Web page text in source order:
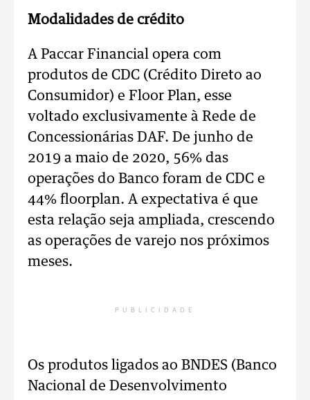
Modalidades de crédito
A Paccar Financial opera com
produtos de CDC (Crédito Direto ao
Consumidor) e Floor Plan, esse
voltado exclusivamente à Rede de
Concessionárias DAF. De junho de
2019 a maio de 2020, 56% das
operações do Banco foram de CDC e
44% floorplan. A expectativa é que
esta relação seja ampliada, crescendo
as operações de varejo nos próximos
meses.
PUBLICIDADE
Os produtos ligados ao BNDES (Banco
Nacional de Desenvolvimento